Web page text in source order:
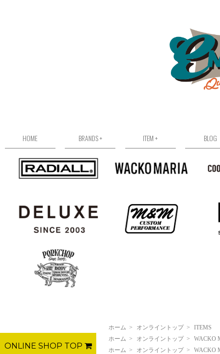
HOME BRANDS + ITEM + BLOG
ホーム > オンライントップ >
ITEMS
ホーム > オンライントップ >
WACKO
ホーム > オンライントップ >
WACKO
ONLINE SHOP TOP